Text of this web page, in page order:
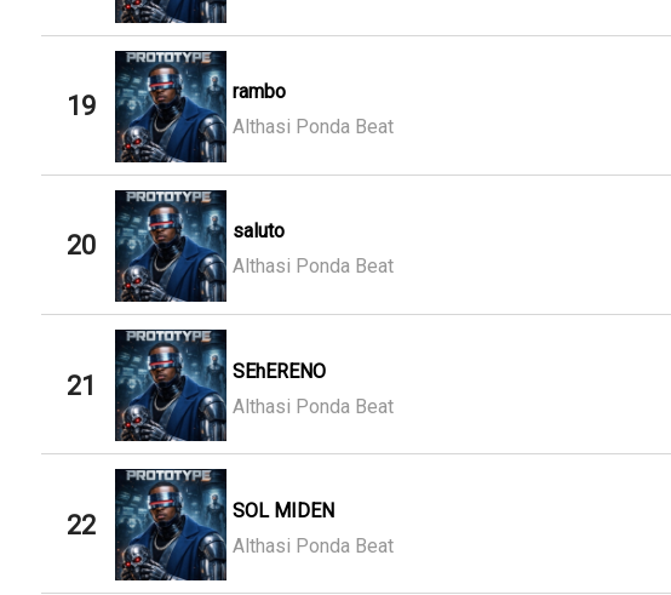
19
rambo
Althasi Ponda Beat
20
saluto
Althasi Ponda Beat
21
SEhERENO
Althasi Ponda Beat
22
SOL MIDEN
Althasi Ponda Beat